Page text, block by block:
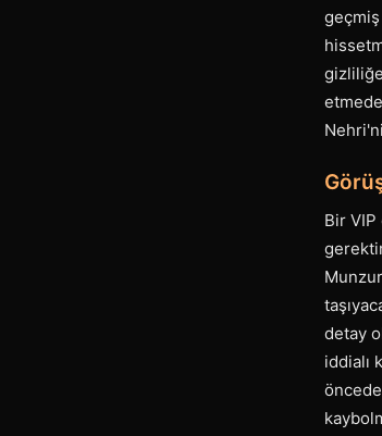
geçmiş
Bir VIP
detay
iddialı